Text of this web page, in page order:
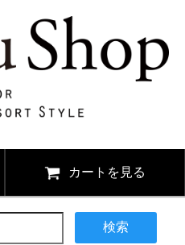
カートを見る
検索